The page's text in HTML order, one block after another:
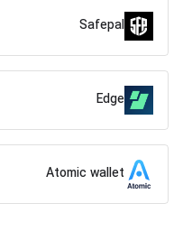
Safepal
Edge
Atomic wallet